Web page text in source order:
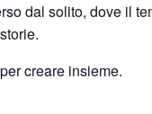
dal solito, dove il
creare insieme.